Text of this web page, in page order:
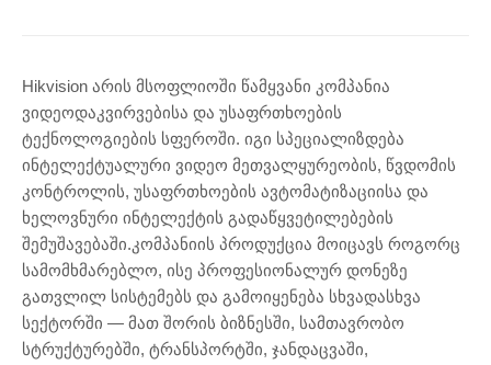
Hikvision არის მსოფლიოში წამყვანი კომპანია
ვიდეოდაკვირვებისა და უსაფრთხოების
ტექნოლოგიების სფეროში. იგი სპეციალიზდება
ინტელექტუალური ვიდეო მეთვალყურეობის, წვდომის
კონტროლის, უსაფრთხოების ავტომატიზაციისა და
ხელოვნური ინტელექტის გადაწყვეტილებების
შემუშავებაში.კომპანიის პროდუქცია მოიცავს როგორც
სამომხმარებლო, ისე პროფესიონალურ დონეზე
გათვლილ სისტემებს და გამოიყენება სხვადასხვა
სექტორში — მათ შორის ბიზნესში, სამთავრობო
სტრუქტურებში, ტრანსპორტში, ჯანდაცვაში,